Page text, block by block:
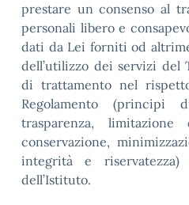
prestare un consenso al
personali libero e
dati da Lei forniti od
dell’utilizzo dei servizi del
di trattamento nel
Regolamento (principi
trasparenza,
conservazione,
integrità e
dell’Istituto.